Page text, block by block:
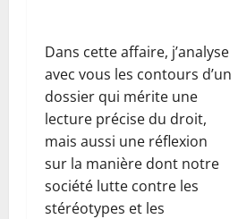
Dans cette affaire, j’analyse
avec vous les contours d’un
dossier qui mérite une
lecture précise du droit,
mais aussi une réflexion
sur la manière dont notre
société lutte contre les
stéréotypes et les